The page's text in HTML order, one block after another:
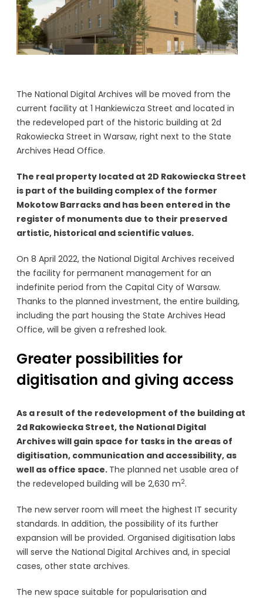
The National Digital Archives will be moved from the
current facility at 1 Hankiewicza Street and located in
the redeveloped part of the historic building at 2d
Rakowiecka Street in Warsaw, right next to the State
Archives Head Office.
The real property located at 2D Rakowiecka Street
is part of the building complex of the former
Mokotow Barracks and has been entered in the
register of monuments due to their preserved
artistic, historical and scientific values.
On 8 April 2022, the National Digital Archives received
the facility for permanent management for an
indefinite period from the Capital City of Warsaw.
Thanks to the planned investment, the entire building,
including the part housing the State Archives Head
Office, will be given a refreshed look.
Greater possibilities for
digitisation and giving access
As a result of the redevelopment of the building at
2d Rakowiecka Street, the National Digital
Archives will gain space for tasks in the areas of
digitisation, communication and accessibility, as
well as office space. The planned net usable area of
the redeveloped building will be 2,630 m2.
The new server room will meet the highest IT security
standards. In addition, the possibility of its further
expansion will be provided. Organised digitisation labs
will serve the National Digital Archives and, in special
cases, other state archives.
The new space suitable for popularisation and